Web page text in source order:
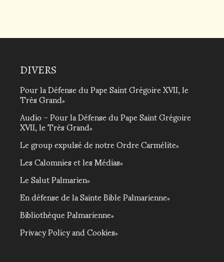
DIVERS
Pour la Défense du Pape Saint Grégoire XVII, le
Très Grand
Audio – Pour la Défense du Pape Saint Grégoire
XVII, le Très Grand
Le group expulsé de notre Ordre Carmélite
Les Calomnies et les Médias
Le Salut Palmarien
En défense de la Sainte Bible Palmarienne
Bibliothèque Palmarienne
Privacy Policy and Cookies